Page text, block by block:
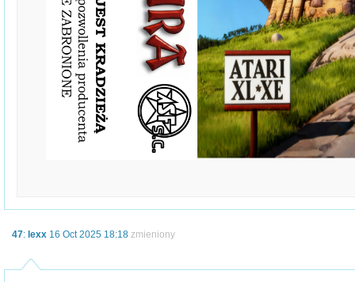
47: lexx 16 Oct 2025 18:18 zmieniony